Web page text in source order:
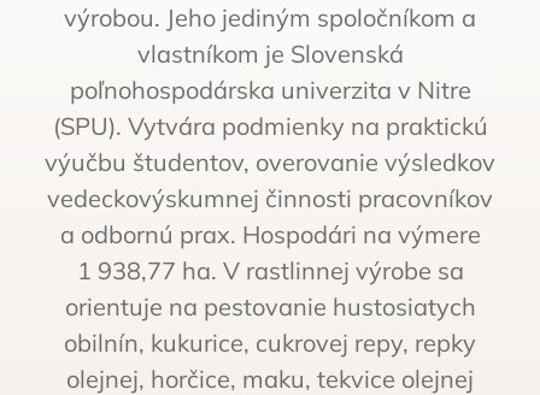
výrobou. Jeho jediným spoločníkom a
vlastníkom je Slovenská
poľnohospodárska univerzita v Nitre
(SPU). Vytvára podmienky na praktickú
výučbu študentov, overovanie výsledkov
vedeckovýskumnej činnosti pracovníkov
a odbornú prax. Hospodári na výmere
1 938,77 ha. V rastlinnej výrobe sa
orientuje na pestovanie hustosiatych
obilnín, kukurice, cukrovej repy, repky
olejnej, horčice, maku, tekvice olejnej